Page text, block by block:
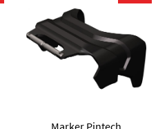
Marker Pintech